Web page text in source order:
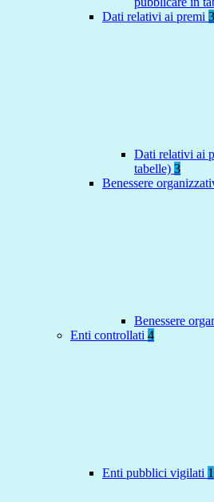
Dati relativi ai premi 3
Dati relativi ai
tabelle) 3
Benessere
Benessere
Enti controllati 4
Enti pubblici vigilati 1